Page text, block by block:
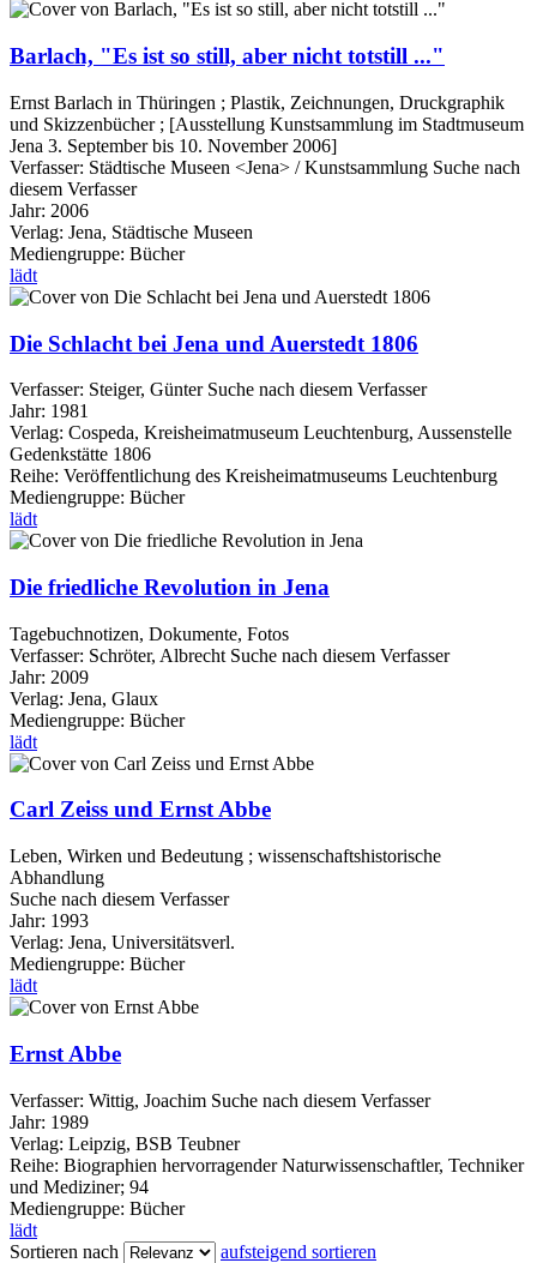
Barlach, "Es ist so still, aber nicht totstill ..."
Ernst Barlach in Thüringen ; Plastik, Zeichnungen, Druckgraphik
und Skizzenbücher ; [Ausstellung Kunstsammlung im Stadtmuseum
Jena 3. September bis 10. November 2006]
Verfasser: Städtische Museen <Jena> / Kunstsammlung Suche nach
diesem Verfasser
Jahr: 2006
Verlag: Jena, Städtische Museen
Mediengruppe: Bücher
lädt
Die Schlacht bei Jena und Auerstedt 1806
Verfasser: Steiger, Günter Suche nach diesem Verfasser
Jahr: 1981
Verlag: Cospeda, Kreisheimatmuseum Leuchtenburg, Aussenstelle
Gedenkstätte 1806
Reihe: Veröffentlichung des Kreisheimatmuseums Leuchtenburg
Mediengruppe: Bücher
lädt
Die friedliche Revolution in Jena
Tagebuchnotizen, Dokumente, Fotos
Verfasser: Schröter, Albrecht Suche nach diesem Verfasser
Jahr: 2009
Verlag: Jena, Glaux
Mediengruppe: Bücher
lädt
Carl Zeiss und Ernst Abbe
Leben, Wirken und Bedeutung ; wissenschaftshistorische
Abhandlung
Suche nach diesem Verfasser
Jahr: 1993
Verlag: Jena, Universitätsverl.
Mediengruppe: Bücher
lädt
Ernst Abbe
Verfasser: Wittig, Joachim Suche nach diesem Verfasser
Jahr: 1989
Verlag: Leipzig, BSB Teubner
Reihe: Biographien hervorragender Naturwissenschaftler, Techniker
und Mediziner; 94
Mediengruppe: Bücher
lädt
Sortieren nach
aufsteigend sortieren